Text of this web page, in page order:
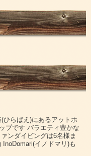
ひらばえ)にあるアットホ
プです バラエティ豊かな
ァンダイビングは6名様ま
InoDomari(イノドマリ)も